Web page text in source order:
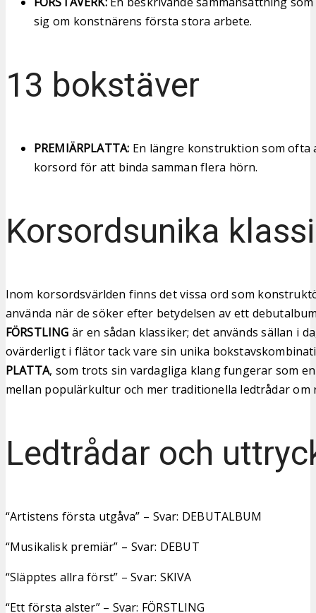
sig om konstnärens första stora arbete.
13 bokstäver
PREMIÄRPLATTA: En längre konstruktion som ofta
korsord för att binda samman flera hörn.
Korsordsunika
Inom korsordsvärlden finns det vissa ord som
använda när de söker efter betydelsen av ett
FÖRSTLING är en sådan klassiker; det används sällan i
ovärderligt i flätor tack vare sin unika
PLATTA, som trots sin vardagliga klang fungerar som
mellan populärkultur och mer traditionella ledtrådar om
Ledtrådar och
“Artistens första utgåva” – Svar: DEBUTALBUM
“Musikalisk premiär” – Svar: DEBUT
“Släpptes allra först” – Svar: SKIVA
“Ett första alster” – Svar: FÖRSTLING